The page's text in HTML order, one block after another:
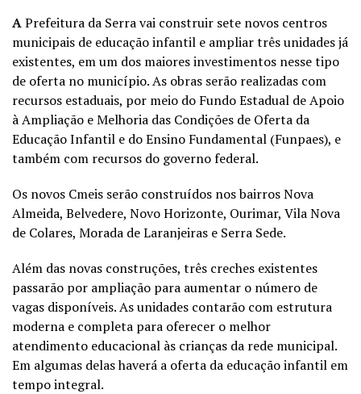
APrefeitura da Serra vai construir sete novos centros
municipais de educação infantil e ampliar três unidades já
existentes, em um dos maiores investimentos nesse tipo
de oferta no município. As obras serão realizadas com
recursos estaduais, por meio do Fundo Estadual de Apoio
à Ampliação e Melhoria das Condições de Oferta da
Educação Infantil e do Ensino Fundamental (Funpaes), e
também com recursos do governo federal.
Os novos Cmeis serão construídos nos bairros Nova
Almeida, Belvedere, Novo Horizonte, Ourimar, Vila Nova
de Colares, Morada de Laranjeiras e Serra Sede.
Além das novas construções, três creches existentes
passarão por ampliação para aumentar o número de
vagas disponíveis. As unidades contarão com estrutura
moderna e completa para oferecer o melhor
atendimento educacional às crianças da rede municipal.
Em algumas delas haverá a oferta da educação infantil em
tempo integral.